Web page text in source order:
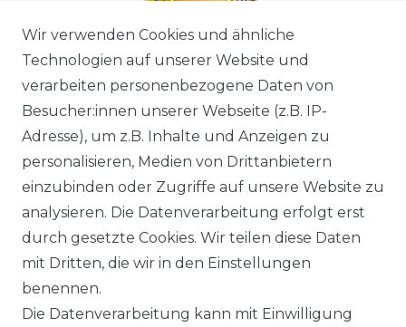
Wir verwenden Cookies und ähnliche
Technologien auf unserer Website und
verarbeiten personenbezogene Daten von
Besucher:innen unserer Webseite (z.B. IP-
Adresse), um z.B. Inhalte und Anzeigen zu
personalisieren, Medien von Drittanbietern
einzubinden oder Zugriffe auf unsere Website zu
analysieren. Die Datenverarbeitung erfolgt erst
durch gesetzte Cookies. Wir teilen diese Daten
mit Dritten, die wir in den Einstellungen
benennen.
Die Datenverarbeitung kann mit Einwilligung